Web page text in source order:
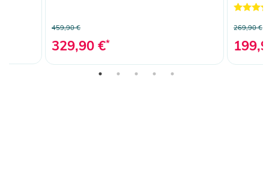
459,90 €
329,90 €*
269,90 €